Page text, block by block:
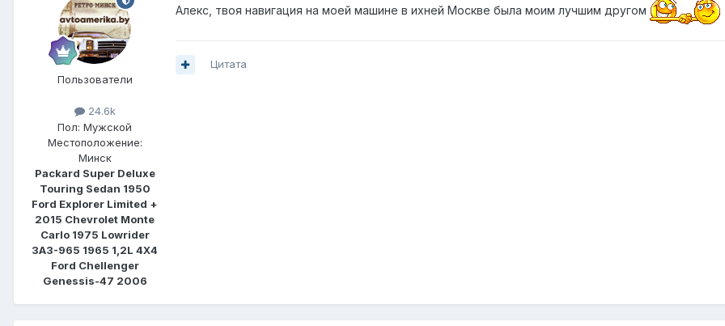
Пользователи
24.6k
Пол: Мужской
Местоположение:
Минск
Packard Super Deluxe
Touring Sedan 1950
Ford Explorer Limited +
2015 Chevrolet Monte
Carlo 1975 Lowrider
ЗАЗ-965 1965 1,2L 4Х4
Ford Chellenger
Genessis-47 2006
Алекс, твоя навигация на моей машине в ихней Москве была моим лучшим другом
Цитата